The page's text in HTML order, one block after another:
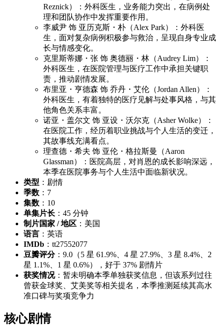
Reznick）：外科医生，业务能力突出，在病例处
理和团队协作中发挥重要作用。
李威尹 饰 亚历克斯・朴（Alex Park）：外科医
生，面对复杂病例积极参与救治，呈现自身专业成
长与情感变化。
克里斯蒂娜・张 饰 奥德丽・林（Audrey Lim）：
外科医生，在医院管理与医疗工作中承担关键职
责，推动剧情发展。
布里亚・亨德森 饰 乔丹・艾伦（Jordan Allen）：
外科医生，有着独特的医疗见解与处事风格，与其
他角色关系丰富。
诺亚・盖尔文 饰 亚设・沃尔克（Asher Wolke）：
在医院工作，经历着职业挑战与个人生活的变迁，
其故事线充满看点。
理查德・希夫 饰 亚伦・格拉斯曼（Aaron
Glassman）：医院高层，对肖恩的成长影响深远，
本季在医院事务与个人生活中面临新状况。
类型 ：剧情
季数 ：7
集数 ：10
单集片长 ：45 分钟
制片国家 / 地区 ：美国
语言 ：英语
IMDb ：tt27552077
豆瓣评分：9.0（5 星 61.9%、4 星 27.9%、3 星 8.4%、2
星 1.1%、1 星 0.6%），好于 37% 剧情片
获奖情况：暂未明确本季单独获奖信息，但该系列过往
曾获金球奖、艾美奖等相关提名，本季推测延续其高水
准口碑与奖项竞争力
核心剧情